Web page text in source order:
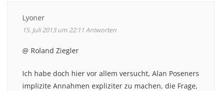
Lyoner
15. Juli 2013 um 22:11Antworten
@ Roland Ziegler
Ich habe doch hier vor allem versucht, Alan Poseners
implizite Annahmen expliziter zu machen, die Frage,